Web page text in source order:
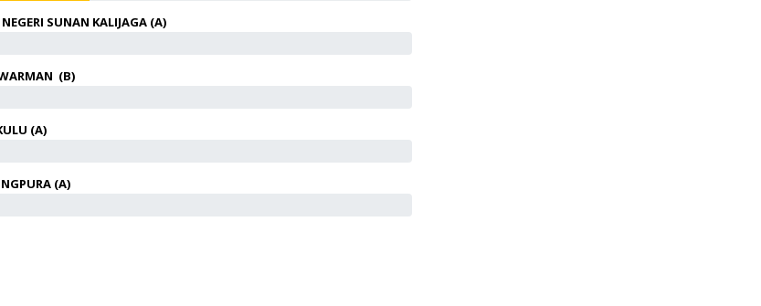
SUNAN KALIJAGA (A)
(B)
(A)
(A)